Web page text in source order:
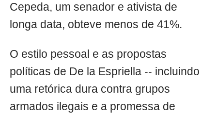
Cepeda, um senador e ativista de
longa data, obteve menos de 41%.
O estilo pessoal e as propostas
políticas de De la Espriella -- incluindo
uma retórica dura contra grupos
armados ilegais e a promessa de